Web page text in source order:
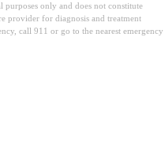
only and does not constitute
provider for diagnosis and treatment
call 911 or go to the nearest emergency